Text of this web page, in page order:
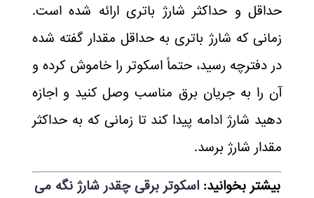
حداقل و حداکثر شارژ باتری ارائه شده است.
زمانی که شارژ باتری به حداقل مقدار گفته شده
در دفترچه رسید، حتماً اسکوتر را خاموش کرده و
آن را به جریان برق مناسب وصل کنید و اجازه
دهید شارژ ادامه پیدا کند تا زمانی که به حداکثر
مقدار شارژ برسد.
بیشتر بخوانید:اسکوتر برقی چقدر شارژ نگه می